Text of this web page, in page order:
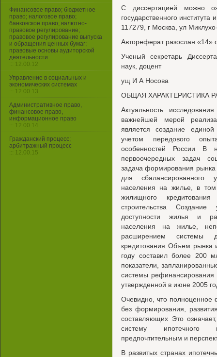
С диссертацией можно
государственного института
117279, г Москва, ул
Автореферат разослан «14»
Ученый секретарь
наук, доцент
ущ И А Носова
ОБЩАЯ ХАРАКТЕРИСТИКА
Актуальность
важнейшей мерой
является создание
учетом передового
особенностей России
первоочередных задач
задача формирования рынка
для сбалансированного
населения на жилье, в
жилищного
строительства
доступности жилья и
населения на жилье,
расширением системы
кредитования Объем рынка
году составил более 200
показатели,
системы
утвержденной в июне 2005
Очевидно, что полноценное
без формирования,
составляющих Это
систему ипотечного
предпочтительным и
В развитых странах
Финансовое право; бюджетное
право; налоговое право;
банковское право; валютно-
правовое регулирование;
правовое регулирование выпуска
и обращения ценных бумаг;
правовые основы аудиторской
деятельности
::: 12.00.12
Управление в социальных и
экономических системах
::: 12.00.13
Административное право,
финансовое право,
информационное право
::: 12.00.14
Гражданский процесс;
арбитражный процесс
::: 12.00.15